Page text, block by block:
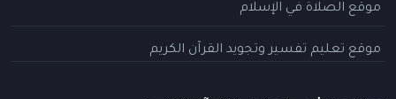
موقع الصلاة في الإسلام
موقع تعليم تفسير وتجويد القرآن الكريم